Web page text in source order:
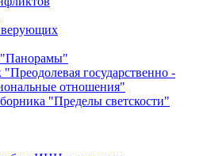
верующих
государственно -
отношения"
"Пределы светскости"